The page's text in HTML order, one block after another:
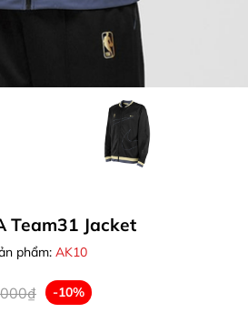
Team31 Jacket
phẩm: AK10
-10%